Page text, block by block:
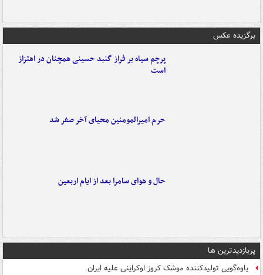
برگزیده عکس
پرچم سیاه بر فراز گنبد حسینی همچنان در اهتزاز
است
حرم امیرالمومنین محیای آخر صفر شد
حال و هوای سامرا بعد از ایام اربعین
پربازدیدترین ها
یاوه‌گویی تولیدکننده موشک کروز اوکراینی علیه ایران